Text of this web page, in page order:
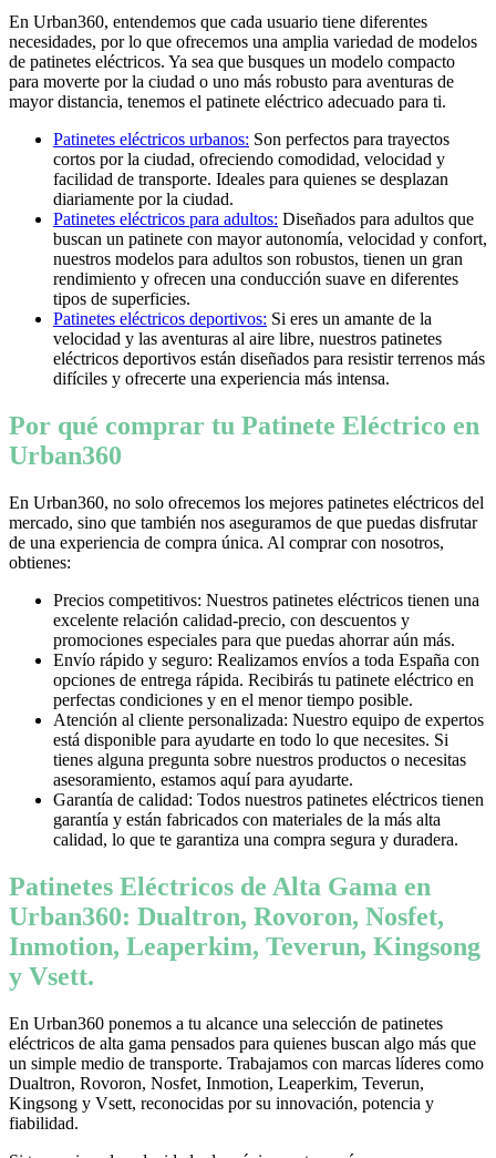
En Urban360, entendemos que cada usuario tiene diferentes
necesidades, por lo que ofrecemos una amplia variedad de modelos
de patinetes eléctricos. Ya sea que busques un modelo compacto
para moverte por la ciudad o uno más robusto para aventuras de
mayor distancia, tenemos el patinete eléctrico adecuado para ti.
Patinetes eléctricos urbanos: Son perfectos para trayectos
cortos por la ciudad, ofreciendo comodidad, velocidad y
facilidad de transporte. Ideales para quienes se desplazan
diariamente por la ciudad.
Patinetes eléctricos para adultos: Diseñados para adultos que
buscan un patinete con mayor autonomía, velocidad y confort,
nuestros modelos para adultos son robustos, tienen un gran
rendimiento y ofrecen una conducción suave en diferentes
tipos de superficies.
Patinetes eléctricos deportivos: Si eres un amante de la
velocidad y las aventuras al aire libre, nuestros patinetes
eléctricos deportivos están diseñados para resistir terrenos más
difíciles y ofrecerte una experiencia más intensa.
Por qué comprar tu Patinete Eléctrico en
Urban360
En Urban360, no solo ofrecemos los mejores patinetes eléctricos del
mercado, sino que también nos aseguramos de que puedas disfrutar
de una experiencia de compra única. Al comprar con nosotros,
obtienes:
Precios competitivos: Nuestros patinetes eléctricos tienen una
excelente relación calidad-precio, con descuentos y
promociones especiales para que puedas ahorrar aún más.
Envío rápido y seguro: Realizamos envíos a toda España con
opciones de entrega rápida. Recibirás tu patinete eléctrico en
perfectas condiciones y en el menor tiempo posible.
Atención al cliente personalizada: Nuestro equipo de expertos
está disponible para ayudarte en todo lo que necesites. Si
tienes alguna pregunta sobre nuestros productos o necesitas
asesoramiento, estamos aquí para ayudarte.
Garantía de calidad: Todos nuestros patinetes eléctricos tienen
garantía y están fabricados con materiales de la más alta
calidad, lo que te garantiza una compra segura y duradera.
Patinetes Eléctricos de Alta Gama en
Urban360: Dualtron, Rovoron, Nosfet,
Inmotion, Leaperkim, Teverun, Kingsong
y Vsett.
En Urban360 ponemos a tu alcance una selección de patinetes
eléctricos de alta gama pensados para quienes buscan algo más que
un simple medio de transporte. Trabajamos con marcas líderes como
Dualtron, Rovoron, Nosfet, Inmotion, Leaperkim, Teverun,
Kingsong y Vsett, reconocidas por su innovación, potencia y
fiabilidad.